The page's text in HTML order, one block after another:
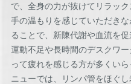
で、全身の力が抜けてリラッ
手の温もりを感じていただき
ることで、新陳代謝や血流を
運動不足や長時間のデスクワ
って疲れを感じる方が多くい
ニューでは、リンパ管をほぐ